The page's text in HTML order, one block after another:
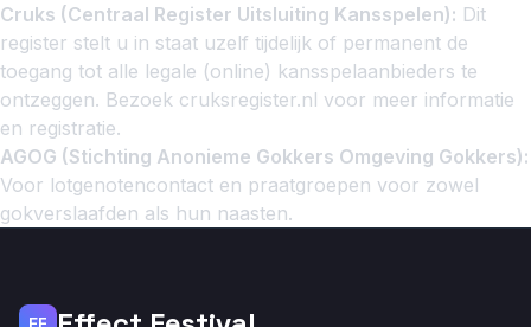
Cruks (Centraal Register Uitsluiting Kansspelen): Dit
register stelt u in staat uzelf tijdelijk of permanent de
toegang tot alle legale (online) kansspelaanbieders te
ontzeggen. Bezoek cruksregister.nl voor meer informatie
en registratie.
AGOG (Stichting Anonieme Gokkers Omgeving Gokkers):
Voor lotgenotencontact en praatgroepen voor zowel
gokverslaafden als hun naasten.